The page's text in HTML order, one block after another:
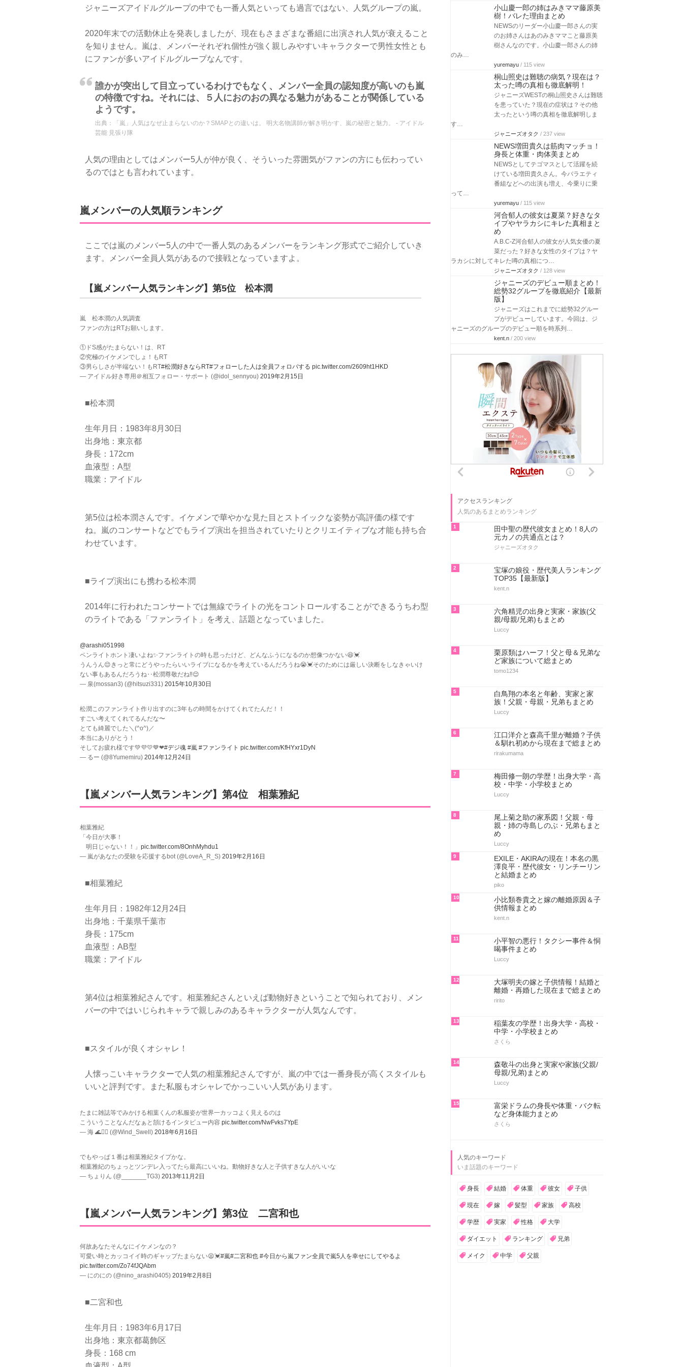
ジャニーズアイドルグループの中でも一番人気といっても過言ではない、人気グループの嵐。
2020年末での活動休止を発表しましたが、現在もさまざまな番組に出演され人気が衰えること
を知りません。嵐は、メンバーそれぞれ個性が強く親しみやすいキャラクターで男性女性とも
にファンが多いアイドルグループなんです。
誰かが突出して目立っているわけでもなく、メンバー全員の認知度が高いのも嵐
の特徴ですね。それには、５人におのおの異なる魅力があることが関係している
ようです。
出典：
「嵐」人気はなぜ止まらないのか？SMAPとの違いは。 明大名物講師が解き明かす、嵐の秘密と魅力。 - アイドル
芸能 見張り隊
人気の理由としてはメンバー5人が仲が良く、そういった雰囲気がファンの方にも伝わってい
るのではとも言われています。
嵐メンバーの人気順ランキング
ここでは嵐のメンバー5人の中で一番人気のあるメンバーをランキング形式でご紹介していき
ます。メンバー全員人気があるので接戦となっていますよ。
【嵐メンバー人気ランキング】第5位 松本潤
嵐 松本潤の人気調査
ファンの方はRTお願いします。
①ドS感がたまらない！は、RT
②究極のイケメンでしょ！もRT
③男らしさが半端ない！もRT#松潤好きならRT#フォローした人は全員フォロバする pic.twitter.com/2609ht1HKD
— アイドル好き専用＠相互フォロー・サポート (@idol_sennyou) 2019年2月15日
■松本潤
生年月日：1983年8月30日
出身地：東京都
身長：172cm
血液型：A型
職業：アイドル
第5位は松本潤さんです。イケメンで華やかな見た目とストイックな姿勢が高評価の様です
ね。嵐のコンサートなどでもライブ演出を担当されていたりとクリエイティブな才能も持ち合
わせています。
■ライブ演出にも携わる松本潤
2014年に行われたコンサートでは無線でライトの光をコントロールすることができるうちわ型
のライトである「ファンライト」を考え、話題となっていました。
@arashi051998
ペンライトホント凄いよね✨ファンライトの時も思ったけど、どんなふうになるのか想像つかない😆💓
うんうん😌きっと常にどうやったらいいライブになるかを考えているんだろうね😭💓そのためには厳しい決断をしなきゃいけ
ない事もあるんだろうね‥松潤尊敬だね‼😌
— 泉(mossan3) (@hitsuzi331) 2015年10月30日
松潤このファンライト作り出すのに3年もの時間をかけてくれてたんだ！！
すごい考えてくれてるんだな〜
とても綺麗でした＼(^o^)／
本当にありがとう！
そしてお疲れ様です💚💜💛💙❤#デジ魂 #嵐 #ファンライト pic.twitter.com/KfHYxr1DyN
— るー (@8Yumemiru) 2014年12月24日
【嵐メンバー人気ランキング】第4位 相葉雅紀
相葉雅紀
「今日が大事！
明日じゃない！！」 pic.twitter.com/8OnhMyhdu1
— 嵐があなたの受験を応援するbot (@LoveA_R_S) 2019年2月16日
■相葉雅紀
生年月日：1982年12月24日
出身地：千葉県千葉市
身長：175cm
血液型：AB型
職業：アイドル
第4位は相葉雅紀さんです。相葉雅紀さんといえば動物好きということで知られており、メン
バーの中ではいじられキャラで親しみのあるキャラクターが人気なんです。
■スタイルが良くオシャレ！
人懐っこいキャラクターで人気の相葉雅紀さんですが、嵐の中では一番身長が高くスタイルも
いいと評判です。また私服もオシャレでかっこいい人気があります。
たまに雑誌等でみかける相葉くんの私服姿が世界一カッコよく見えるのは
こういうことなんだなぁと頷けるインタビュー内容 pic.twitter.com/NwFvks7YpE
— 海 🌊🏄‍♂️ (@Wind_Swell) 2018年6月16日
でもやっぱ１番は相葉雅紀タイプかな。
相葉雅紀のちょっとツンデレ入ってたら最高にいいね。動物好きな人と子供すきな人がいいな
— ちょりん (@_______TG3) 2013年11月2日
【嵐メンバー人気ランキング】第3位 二宮和也
何故あなたそんなにイケメンなの？
可愛い時とカッコイイ時のギャップたまらない😫💓#嵐#二宮和也 #今日から嵐ファン全員で嵐5人を幸せにしてやるよ
pic.twitter.com/Zo74fJQAbm
— にのにの (@nino_arashi0405) 2019年2月8日
■二宮和也
生年月日：1983年6月17日
出身地：東京都葛飾区
身長：168 cm
小山慶一郎の姉はみきママ藤原美
樹！バレた理由まとめ
NEWSのリーダー小山慶一郎さんの実
のお姉さんはあのみきママこと藤原美
樹さんなのです。小山慶一郎さんの姉
のみ…
yuremayu / 115 view
桐山照史は難聴の病気？現在は？
太った噂の真相も徹底解明！
ジャニーズWESTの桐山照史さんは難聴
を患っていた？現在の症状は？その他
太ったという噂の真相を徹底解明しま
す…
ジャニーズオタク / 237 view
NEWS増田貴久は筋肉マッチョ！
身長と体重・肉体美まとめ
NEWSとしてテゴマスとして活躍を続
けている増田貴久さん。今バラエティ
番組などへの出演も増え、今乗りに乗
って…
yuremayu / 115 view
河合郁人の彼女は夏菜？好きなタ
イプやヤラカシにキレた真相まと
め
A.B.C-Z河合郁人の彼女が人気女優の夏
菜だった？好きな女性のタイプは？ヤ
ラカシに対してキレた噂の真相につ…
ジャニーズオタク / 128 view
ジャニーズのデビュー順まとめ！
総勢32グループを徹底紹介【最新
版】
ジャニーズはこれまでに総勢32グルー
プがデビューしています。今回は、ジ
ャニーズのグループのデビュー順を時系列…
kent.n / 200 view
アクセスランキング
人気のあるまとめランキング
1
田中聖の歴代彼女まとめ！8人の
元カノの共通点とは？
ジャニーズオタク
2
宝塚の娘役・歴代美人ランキング
TOP35【最新版】
kent.n
3
六角精児の出身と実家・家族(父
親/母親/兄弟)もまとめ
Luccy
4
栗原類はハーフ！父と母＆兄弟な
ど家族について総まとめ
tomo1234
5
白鳥翔の本名と年齢、実家と家
族！父親・母親・兄弟もまとめ
Luccy
6
江口洋介と森高千里が離婚？子供
＆馴れ初めから現在まで総まとめ
rirakumama
7
梅田修一朗の学歴！出身大学・高
校・中学・小学校まとめ
Luccy
8
尾上菊之助の家系図！父親・母
親・姉の寺島しのぶ・兄弟もまと
め
Luccy
9
EXILE・AKIRAの現在！本名の黒
澤良平・歴代彼女・リンチーリン
と結婚まとめ
piko
10
小比類巻貴之と嫁の離婚原因＆子
供情報まとめ
kent.n
11
小平智の悪行！タクシー事件＆恫
喝事件まとめ
Luccy
12
大塚明夫の嫁と子供情報！結婚と
離婚・再婚した現在まで総まとめ
ririto
13
稲葉友の学歴！出身大学・高校・
中学・小学校まとめ
さくら
14
森敬斗の出身と実家や家族(父親/
母親/兄弟)まとめ
Luccy
15
富栄ドラムの身長や体重・バク転
など身体能力まとめ
さくら
人気のキーワード
いま話題のキーワード
身長 結婚 体重 彼女 子供
現在 嫁 髪型 家族 高校
学歴 実家 性格 大学
ダイエット ランキング 兄弟
メイク 中学 父親